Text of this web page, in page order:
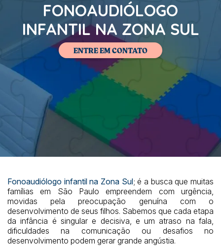
FONOAUDIÓLOGO
INFANTIL NA ZONA SUL
ENTRE EM CONTATO
Fonoaudiólogo infantil na Zona Sul; é a busca que muitas
famílias em São Paulo empreendem com urgência,
movidas pela preocupação genuína com o
desenvolvimento de seus filhos. Sabemos que cada etapa
da infância é singular e decisiva, e um atraso na fala,
dificuldades na comunicação ou desafios no
desenvolvimento podem gerar grande angústia.